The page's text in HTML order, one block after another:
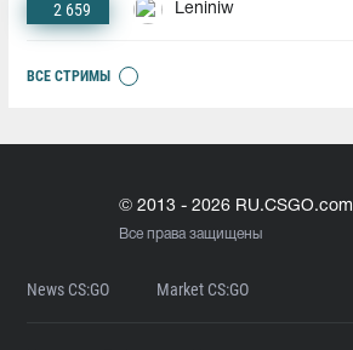
2 659 Leniniw
ВСЕ СТРИМЫ
© 2013 - 2026 RU.CSGO.com
Все права защищены
News CS:GO Market CS:GO